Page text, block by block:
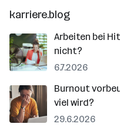
karriere.blog
Arbeiten bei
nicht?
6.7.2026
Burnout
viel wird?
29.6.2026